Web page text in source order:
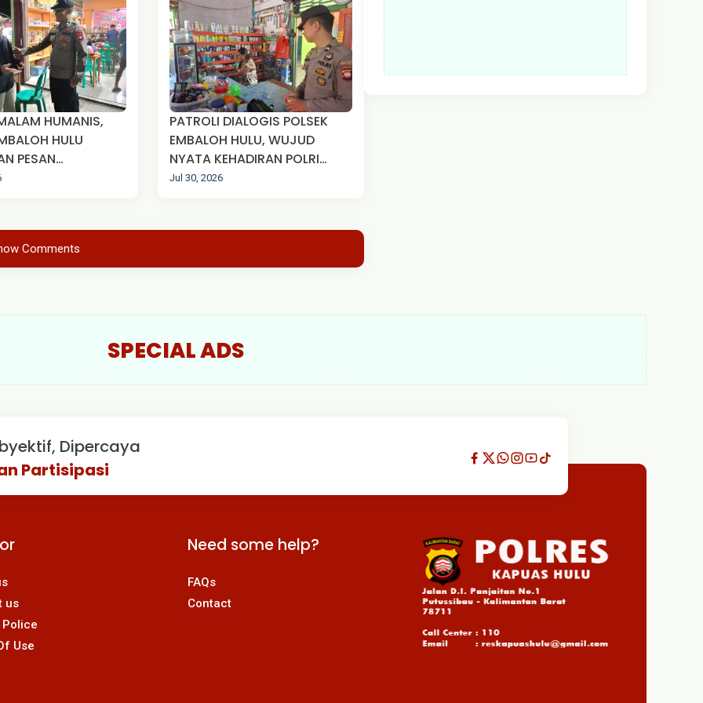
HUMANIS,
HULU
PESAN
KEPADA WARGA
PATROLI DIALOGIS POLSEK
EMBALOH HULU, WUJUD
NYATA KEHADIRAN POLRI
JAGA KEAMANAN
Jul 30, 2026
Comments
SPECIAL ADS
Dipercaya
Partisipasi
us
Use
Need some help?
FAQs
Contact